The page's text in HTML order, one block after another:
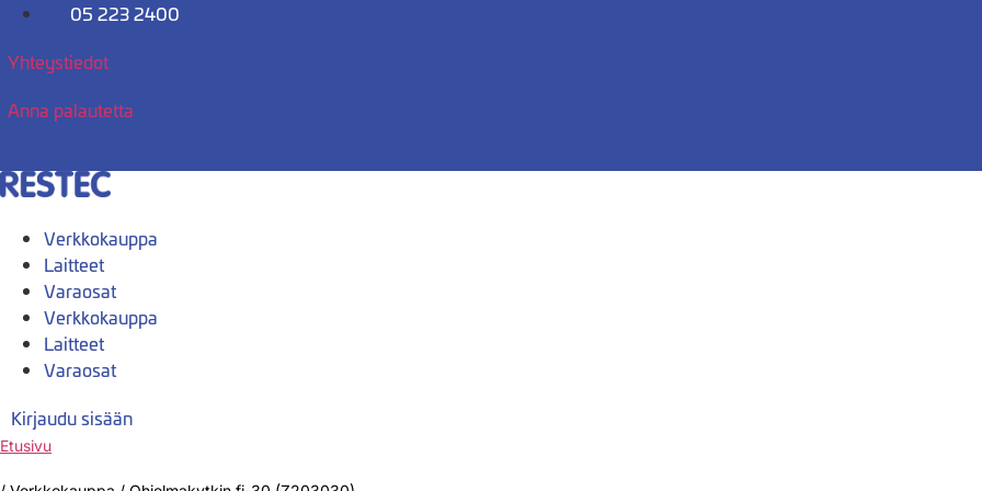
Mene
05 223 2400
Yhteystiedot
Anna palautetta
Verkkokauppa
Laitteet
Varaosat
Verkkokauppa
Laitteet
Varaosat
Kirjaudu sisään
Etusivu